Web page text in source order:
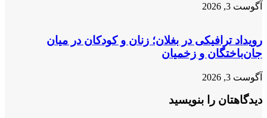
آگوست 3, 2026
رویداد ترافیکی در بغلان؛ زنان و کودکان در میان
جان‌باختگان و زخمیان
آگوست 3, 2026
دیدگاهتان را بنویسید